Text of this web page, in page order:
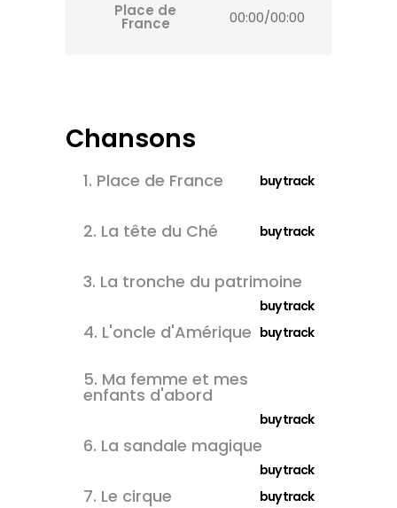
Place de
France 00:00/00:00
Chansons
1. Place de France buy track
2. La tête du Ché buy track
3. La tronche du patrimoine
buy track
4. L'oncle d'Amérique buy track
5. Ma femme et mes
enfants d'abord
buy track
6. La sandale magique
buy track
7. Le cirque buy track